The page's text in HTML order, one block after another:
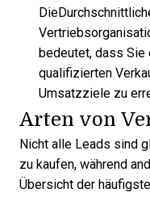
Die
bedeutet, dass Sie
qualifizierten
Umsatzziele zu
Arten von
Nicht alle Leads sind
zu kaufen, während
Übersicht der